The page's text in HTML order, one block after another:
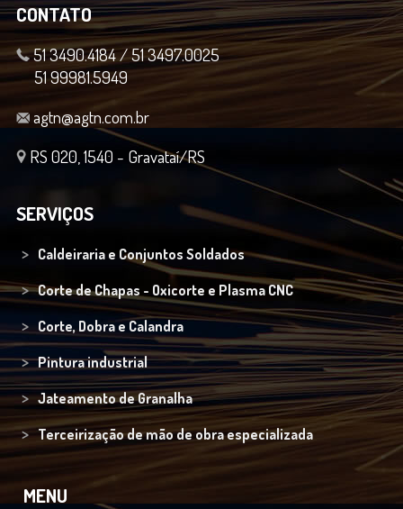
CONTATO
51 3490.4184 / 51 3497.0025
51 99981.5949
agtn@agtn.com.br
RS 020, 1540 - Gravataí/RS
SERVIÇOS
Caldeiraria e Conjuntos Soldados
Corte de Chapas - Oxicorte e Plasma CNC
Corte, Dobra e Calandra
Pintura industrial
Jateamento de Granalha
Terceirização de mão de obra especializada
MENU